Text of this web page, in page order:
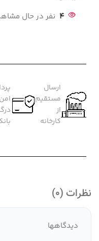
4 نفر در حال
ارسال
مستقیم
از
کارخانه
نظرات (0)
دیدگاهها